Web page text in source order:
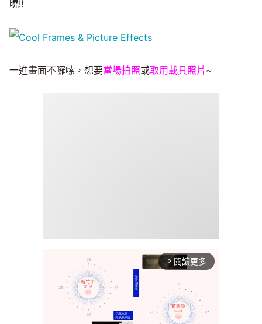
曉!!
一進畫面不囉嗦，想要當場拍照或取用載具照片 ~
arrow_forward_ios 閱讀更多